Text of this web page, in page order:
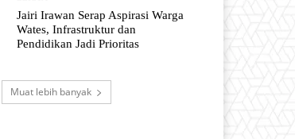
Jairi Irawan Serap Aspirasi Warga
Wates, Infrastruktur dan
Pendidikan Jadi Prioritas
Muat lebih banyak